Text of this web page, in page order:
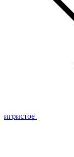
игристое